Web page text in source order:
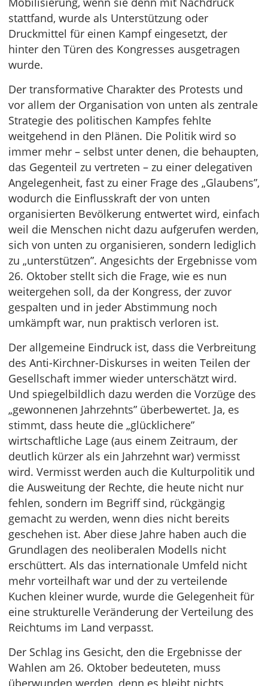
stattfand, wurde als Unterstützung oder
Druckmittel für einen Kampf eingesetzt, der
hinter den Türen des Kongresses ausgetragen
wurde.
Der transformative Charakter des Protests und
vor allem der Organisation von unten als zentrale
Strategie des politischen Kampfes fehlte
weitgehend in den Plänen. Die Politik wird so
immer mehr – selbst unter denen, die behaupten,
das Gegenteil zu vertreten – zu einer delegativen
Angelegenheit, fast zu einer Frage des „Glaubens”,
wodurch die Einflusskraft der von unten
organisierten Bevölkerung entwertet wird, einfach
weil die Menschen nicht dazu aufgerufen werden,
sich von unten zu organisieren, sondern lediglich
zu „unterstützen”. Angesichts der Ergebnisse vom
26. Oktober stellt sich die Frage, wie es nun
weitergehen soll, da der Kongress, der zuvor
gespalten und in jeder Abstimmung noch
umkämpft war, nun praktisch verloren ist.
Der allgemeine Eindruck ist, dass die Verbreitung
des Anti-Kirchner-Diskurses in weiten Teilen der
Gesellschaft immer wieder unterschätzt wird.
Und spiegelbildlich dazu werden die Vorzüge des
„gewonnenen Jahrzehnts” überbewertet. Ja, es
stimmt, dass heute die „glücklichere”
wirtschaftliche Lage (aus einem Zeitraum, der
deutlich kürzer als ein Jahrzehnt war) vermisst
wird. Vermisst werden auch die Kulturpolitik und
die Ausweitung der Rechte, die heute nicht nur
fehlen, sondern im Begriff sind, rückgängig
gemacht zu werden, wenn dies nicht bereits
geschehen ist. Aber diese Jahre haben auch die
Grundlagen des neoliberalen Modells nicht
erschüttert. Als das internationale Umfeld nicht
mehr vorteilhaft war und der zu verteilende
Kuchen kleiner wurde, wurde die Gelegenheit für
eine strukturelle Veränderung der Verteilung des
Reichtums im Land verpasst.
Der Schlag ins Gesicht, den die Ergebnisse der
Wahlen am 26. Oktober bedeuteten, muss
überwunden werden, denn es bleibt nichts